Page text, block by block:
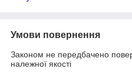
Умови повернення
Законом не передбачено
належної якості